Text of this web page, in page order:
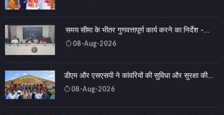
समय सीमा के भीतर गुणवत्तापूर्ण कार्य करने का निर्देश -...
08-Aug-2026
डीएम और एसएसपी ने कांवरियों की सुविधा और सुरक्षा की...
08-Aug-2026